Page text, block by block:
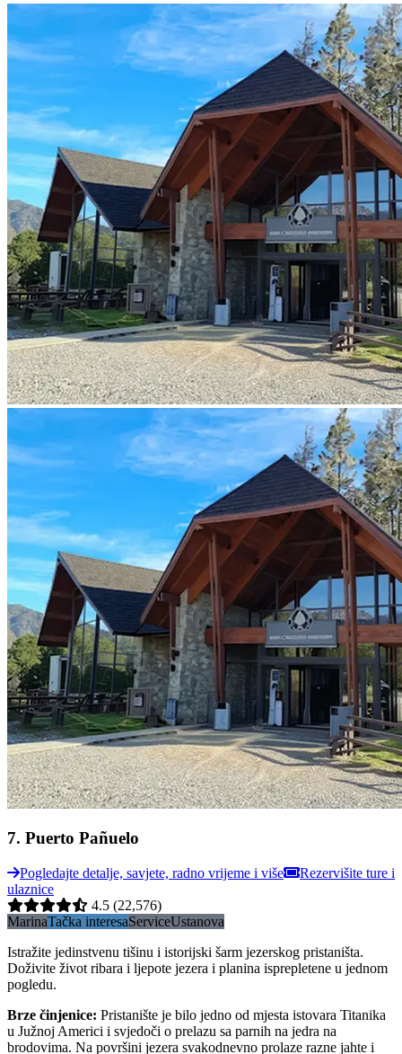
7. Puerto Pañuelo
Pogledajte detalje, savjete, radno vrijeme i više
Rezervišite ture i
ulaznice
4.5 (22,576)
MarinaTačka interesaServiceUstanova
Istražite jedinstvenu tišinu i istorijski šarm jezerskog pristaništa.
Doživite život ribara i ljepote jezera i planina isprepletene u jednom
pogledu.
Brze činjenice: Pristanište je bilo jedno od mjesta istovara Titanika
u Južnoj Americi i svjedoči o prelazu sa parnih na jedra na
brodovima. Na površini jezera svakodnevno prolaze razne jahte i